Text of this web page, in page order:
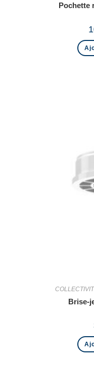
Pochette
Brise-